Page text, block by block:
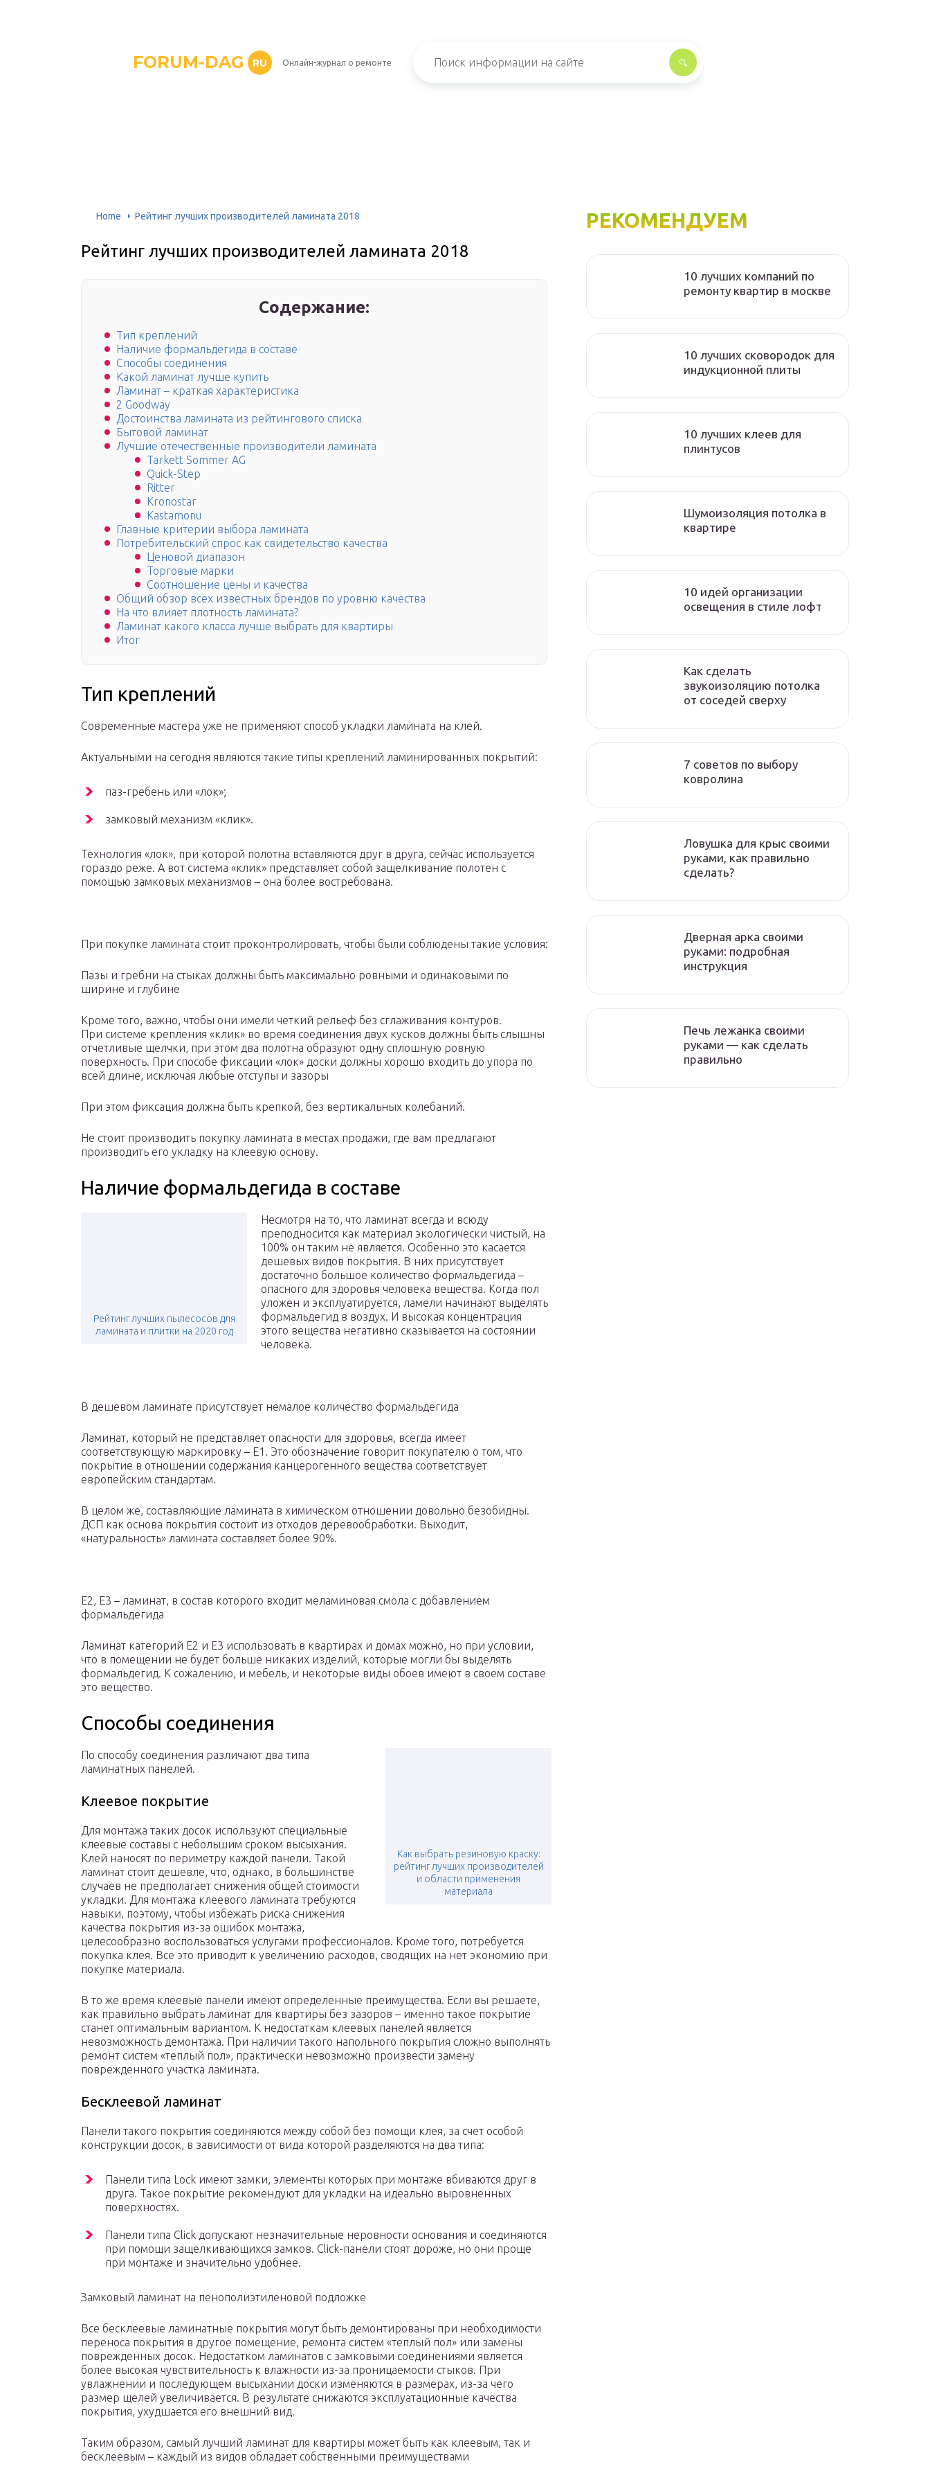
FORUM-DAG RU Онлайн-журнал о ремонте
Home Рейтинг лучших производителей ламината 2018
Рейтинг лучших производителей ламината 2018
Содержание:
Тип креплений
Наличие формальдегида в составе
Способы соединения
Какой ламинат лучше купить
Ламинат – краткая характеристика
2 Goodway
Достоинства ламината из рейтингового списка
Бытовой ламинат
Лучшие отечественные производители ламината
Tarkett Sommer AG
Quick-Step
Ritter
Kronostar
Kastamonu
Главные критерии выбора ламината
Потребительский спрос как свидетельство качества
Ценовой диапазон
Торговые марки
Соотношение цены и качества
Общий обзор всех известных брендов по уровню качества
На что влияет плотность ламината?
Ламинат какого класса лучше выбрать для квартиры
Итог
Тип креплений
Современные мастера уже не применяют способ укладки ламината на клей.
Актуальными на сегодня являются такие типы креплений ламинированных покрытий:
паз-гребень или «лок»;
замковый механизм «клик».
Технология «лок», при которой полотна вставляются друг в друга, сейчас используется
гораздо реже. А вот система «клик» представляет собой защелкивание полотен с
помощью замковых механизмов – она более востребована.
При покупке ламината стоит проконтролировать, чтобы были соблюдены такие условия:
Пазы и гребни на стыках должны быть максимально ровными и одинаковыми по
ширине и глубине
Кроме того, важно, чтобы они имели четкий рельеф без сглаживания контуров.
При системе крепления «клик» во время соединения двух кусков должны быть слышны
отчетливые щелчки, при этом два полотна образуют одну сплошную ровную
поверхность. При способе фиксации «лок» доски должны хорошо входить до упора по
всей длине, исключая любые отступы и зазоры
При этом фиксация должна быть крепкой, без вертикальных колебаний.
Не стоит производить покупку ламината в местах продажи, где вам предлагают
производить его укладку на клеевую основу.
Наличие формальдегида в составе
Рейтинг лучших пылесосов для
ламината и плитки на 2020 год
Несмотря на то, что ламинат всегда и всюду
преподносится как материал экологически чистый, на
100% он таким не является. Особенно это касается
дешевых видов покрытия. В них присутствует
достаточно большое количество формальдегида –
опасного для здоровья человека вещества. Когда пол
уложен и эксплуатируется, ламели начинают выделять
формальдегид в воздух. И высокая концентрация
этого вещества негативно сказывается на состоянии
человека.
В дешевом ламинате присутствует немалое количество формальдегида
Ламинат, который не представляет опасности для здоровья, всегда имеет
соответствующую маркировку – Е1. Это обозначение говорит покупателю о том, что
покрытие в отношении содержания канцерогенного вещества соответствует
европейским стандартам.
В целом же, составляющие ламината в химическом отношении довольно безобидны.
ДСП как основа покрытия состоит из отходов деревообработки. Выходит,
«натуральность» ламината составляет более 90%.
Е2, Е3 – ламинат, в состав которого входит меламиновая смола с добавлением
формальдегида
Ламинат категорий Е2 и Е3 использовать в квартирах и домах можно, но при условии,
что в помещении не будет больше никаких изделий, которые могли бы выделять
формальдегид. К сожалению, и мебель, и некоторые виды обоев имеют в своем составе
это вещество.
Способы соединения
Как выбрать резиновую краску:
рейтинг лучших производителей
и области применения
материала
По способу соединения различают два типа
ламинатных панелей.
Клеевое покрытие
Для монтажа таких досок используют специальные
клеевые составы с небольшим сроком высыхания.
Клей наносят по периметру каждой панели. Такой
ламинат стоит дешевле, что, однако, в большинстве
случаев не предполагает снижения общей стоимости
укладки. Для монтажа клеевого ламината требуются
навыки, поэтому, чтобы избежать риска снижения
качества покрытия из-за ошибок монтажа,
целесообразно воспользоваться услугами профессионалов. Кроме того, потребуется
покупка клея. Все это приводит к увеличению расходов, сводящих на нет экономию при
покупке материала.
В то же время клеевые панели имеют определенные преимущества. Если вы решаете,
как правильно выбрать ламинат для квартиры без зазоров – именно такое покрытие
станет оптимальным вариантом. К недостаткам клеевых панелей является
невозможность демонтажа. При наличии такого напольного покрытия сложно выполнять
ремонт систем «теплый пол», практически невозможно произвести замену
поврежденного участка ламината.
Бесклеевой ламинат
Панели такого покрытия соединяются между собой без помощи клея, за счет особой
конструкции досок, в зависимости от вида которой разделяются на два типа:
Панели типа Lock имеют замки, элементы которых при монтаже вбиваются друг в
друга. Такое покрытие рекомендуют для укладки на идеально выровненных
поверхностях.
Панели типа Click допускают незначительные неровности основания и соединяются
при помощи защелкивающихся замков. Click-панели стоят дороже, но они проще
при монтаже и значительно удобнее.
Замковый ламинат на пенополиэтиленовой подложке
Все бесклеевые ламинатные покрытия могут быть демонтированы при необходимости
переноса покрытия в другое помещение, ремонта систем «теплый пол» или замены
поврежденных досок. Недостатком ламинатов с замковыми соединениями является
более высокая чувствительность к влажности из-за проницаемости стыков. При
увлажнении и последующем высыхании доски изменяются в размерах, из-за чего
размер щелей увеличивается. В результате снижаются эксплуатационные качества
покрытия, ухудшается его внешний вид.
Таким образом, самый лучший ламинат для квартиры может быть как клеевым, так и
бесклеевым – каждый из видов обладает собственными преимуществами
РЕКОМЕНДУЕМ
10 лучших компаний по
ремонту квартир в москве
10 лучших сковородок для
индукционной плиты
10 лучших клеев для
плинтусов
Шумоизоляция потолка в
квартире
10 идей организации
освещения в стиле лофт
Как сделать
звукоизоляцию потолка
от соседей сверху
7 советов по выбору
ковролина
Ловушка для крыс своими
руками, как правильно
сделать?
Дверная арка своими
руками: подробная
инструкция
Печь лежанка своими
руками — как сделать
правильно